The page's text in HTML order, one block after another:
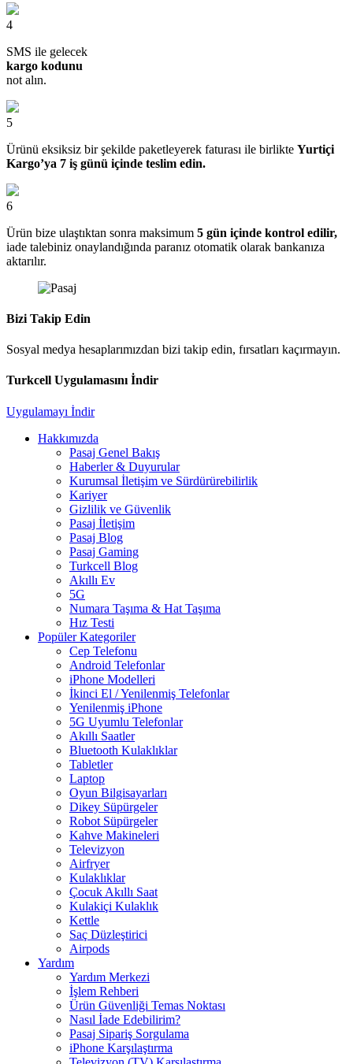
4
SMS ile gelecek
kargo kodunu
not alın.
5
Ürünü eksiksiz bir şekilde paketleyerek faturası ile birlikte Yurtiçi
Kargo’ya 7 iş günü içinde teslim edin.
6
Ürün bize ulaştıktan sonra maksimum 5 gün içinde kontrol edilir,
iade talebiniz onaylandığında paranız otomatik olarak bankanıza
aktarılır.
Bizi Takip Edin
Sosyal medya hesaplarımızdan bizi takip edin, fırsatları kaçırmayın.
Turkcell Uygulamasını İndir
Uygulamayı İndir
Hakkımızda
Pasaj Genel Bakış
Haberler & Duyurular
Kurumsal İletişim ve Sürdürürebilirlik
Kariyer
Gizlilik ve Güvenlik
Pasaj İletişim
Pasaj Blog
Pasaj Gaming
Turkcell Blog
Akıllı Ev
5G
Numara Taşıma & Hat Taşıma
Hız Testi
Popüler Kategoriler
Cep Telefonu
Android Telefonlar
iPhone Modelleri
İkinci El / Yenilenmiş Telefonlar
Yenilenmiş iPhone
5G Uyumlu Telefonlar
Akıllı Saatler
Bluetooth Kulaklıklar
Tabletler
Laptop
Oyun Bilgisayarları
Dikey Süpürgeler
Robot Süpürgeler
Kahve Makineleri
Televizyon
Airfryer
Kulaklıklar
Çocuk Akıllı Saat
Kulakiçi Kulaklık
Kettle
Saç Düzleştirici
Airpods
Yardım
Yardım Merkezi
İşlem Rehberi
Ürün Güvenliği Temas Noktası
Nasıl İade Edebilirim?
Pasaj Sipariş Sorgulama
iPhone Karşılaştırma